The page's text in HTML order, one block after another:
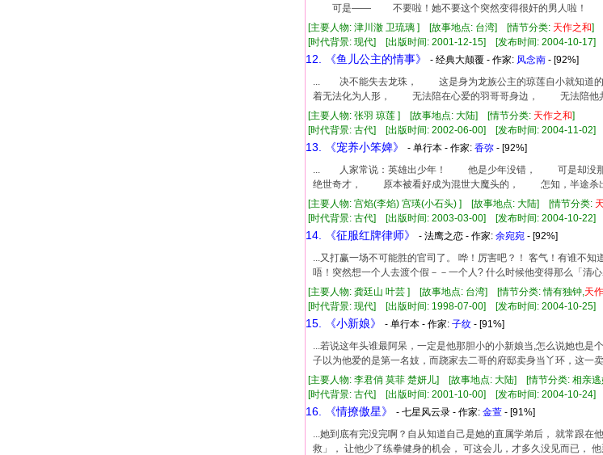
可是—— 不要啦！她不要这个突然变得很奸的男人啦！
[主要人物: 津川澈 卫琉璃 ] [故事地点: 台湾] [情节分类: 天作之和]
[时代背景: 现代] [出版时间: 2001-12-15] [发布时间: 2004-10-
12. 《鱼儿公主的情事》 - 经典大颠覆 - 作家: 风念南 - [92%]
... 决不能失去龙珠， 这是身为龙族公主的琼莲自小就知道
着无法化为人形， 无法陪在心爱的羽哥哥身边， 无法陪他
[主要人物: 张羽 琼莲 ] [故事地点: 大陆] [情节分类: 天作之和]
[时代背景: 古代] [出版时间: 2002-06-00] [发布时间: 2004-11-
13. 《宠养小笨婢》 - 单行本 - 作家: 香弥 - [92%]
... 人家常说：英雄出少年！ 他是少年没错， 可是却没
绝世奇才， 原本被看好成为混世大魔头的， 怎知，半途杀
[主要人物: 宫焰(李焰) 宫瑛(小石头) ] [故事地点: 大陆] [情节分类: 天
[时代背景: 古代] [出版时间: 2003-03-00] [发布时间: 2004-10-
14. 《征服红牌律师》 - 法鹰之恋 - 作家: 余宛宛 - [92%]
...又打赢一场不可能胜的官司了。 哗！厉害吧？！ 客气！有谁不
唔！突然想一个人去渡个假－－一个人? 什么时候他变得那么「清
[主要人物: 龚廷山 叶芸 ] [故事地点: 台湾] [情节分类: 情有独钟,天作
[时代背景: 现代] [出版时间: 1998-07-00] [发布时间: 2004-10-
15. 《小新娘》 - 单行本 - 作家: 子纹 - [91%]
...若说这年头谁最阿呆，一定是他那胆小的小新娘当,怎么说她也
子以为他爱的是第一名妓，而跷家去二哥的府邸卖身当丫环，这一
[主要人物: 李君俏 莫菲 楚妍儿] [故事地点: 大陆] [情节分类: 相亲逃
[时代背景: 古代] [出版时间: 2001-10-00] [发布时间: 2004-10-
16. 《情撩傲星》 - 七星风云录 - 作家: 金萱 - [91%]
...她到底有完没完啊？自从知道自己是她的直属学弟后， 就常跟
救」， 让他少了练拳健身的机会， 可这会儿，才多久没见而已，